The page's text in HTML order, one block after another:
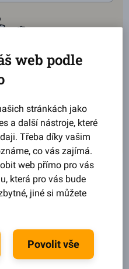
web podle
stránkách jako
a další nástroje, které
Třeba díky vašim
co vás zajímá.
web přímo pro vás
která pro vás bude
jiné si můžete
Povolit vše